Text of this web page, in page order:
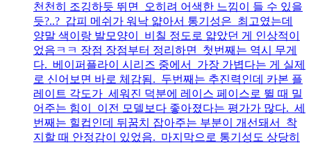
천천히 조깅하듯 뛰면 오히려 어색한 느낌이 들 수 있을
듯?..? 갑피 메쉬가 워낙 얇아서 통기성은 최고였는데
양말 색이랑 발모양이 비칠 정도로 얇았던 게 인상적이
었음ㅋㅋ 장점 장점부터 정리하면 첫번째는 역시 무게
다. 베이퍼플라이 시리즈 중에서 가장 가볍다는 게 실제
로 신어보면 바로 체감됨. 두번째는 추진력인데 카본 플
레이트 각도가 세워진 덕분에 레이스 페이스로 뛸 때 밀
어주는 힘이 이전 모델보다 좋아졌다는 평가가 많다. 세
번째는 힐컵인데 뒤꿈치 잡아주는 부분이 개선돼서 착
지할 때 안정감이 있었음. 마지막으로 통기성도 상당히